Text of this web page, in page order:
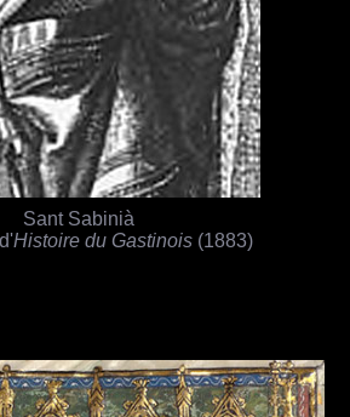
Sant Sabinià
Histoire du Gastinois(1883)